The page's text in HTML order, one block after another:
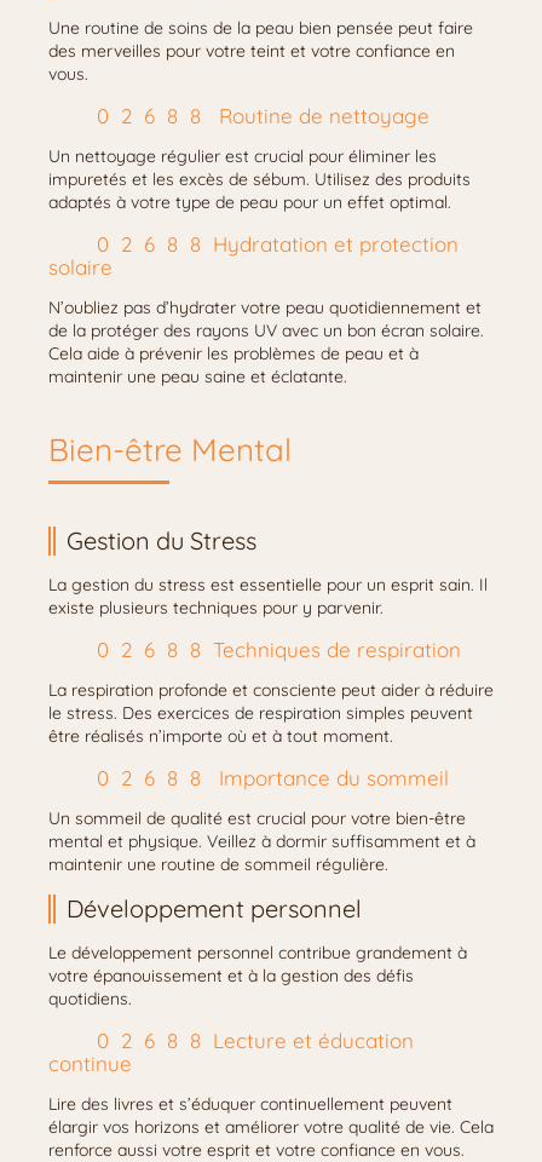
Une routine de soins de la peau bien pensée peut faire
des merveilles pour votre teint et votre confiance en
vous.
Routine de nettoyage
Un nettoyage régulier est crucial pour éliminer les
impuretés et les excès de sébum. Utilisez des produits
adaptés à votre type de peau pour un effet optimal.
Hydratation et protection
solaire
N’oubliez pas d’hydrater votre peau quotidiennement et
de la protéger des rayons UV avec un bon écran solaire.
Cela aide à prévenir les problèmes de peau et à
maintenir une peau saine et éclatante.
Bien-être Mental
Gestion du Stress
La gestion du stress est essentielle pour un esprit sain. Il
existe plusieurs techniques pour y parvenir.
Techniques de respiration
La respiration profonde et consciente peut aider à réduire
le stress. Des exercices de respiration simples peuvent
être réalisés n’importe où et à tout moment.
Importance du sommeil
Un sommeil de qualité est crucial pour votre bien-être
mental et physique. Veillez à dormir suffisamment et à
maintenir une routine de sommeil régulière.
Développement personnel
Le développement personnel contribue grandement à
votre épanouissement et à la gestion des défis
quotidiens.
Lecture et éducation
continue
Lire des livres et s’éduquer continuellement peuvent
élargir vos horizons et améliorer votre qualité de vie. Cela
renforce aussi votre esprit et votre confiance en vous.